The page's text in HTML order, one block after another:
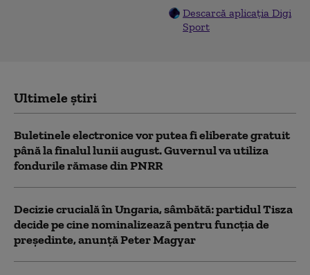
Descarcă aplicația Digi
Sport
Ultimele știri
Buletinele electronice vor putea fi eliberate gratuit
până la finalul lunii august. Guvernul va utiliza
fondurile rămase din PNRR
Decizie crucială în Ungaria, sâmbătă: partidul Tisza
decide pe cine nominalizează pentru funcția de
președinte, anunță Peter Magyar